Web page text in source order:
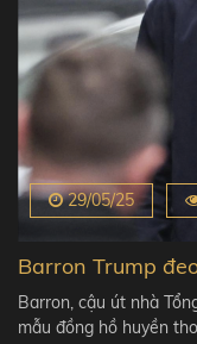
29/05/25
Barron Trump
Barron, cậu út nhà
mẫu đồng hồ huyền